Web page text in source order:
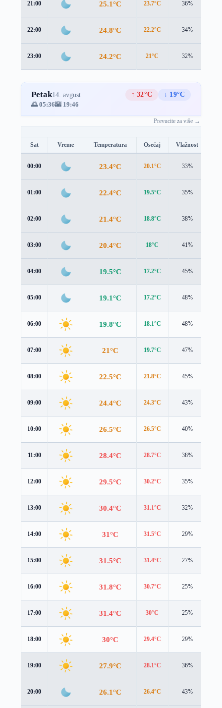
21:00 25.1°C 23.7°C 36%
22:00 24.8°C 22.2°C 34%
23:00 24.2°C 21°C 32%
Petak14. avgust ↑ 32°C
↓ 19°C
🌅 05:36🌇 19:46
Prevucite za više →
Sat Vreme Temperatura Osećaj Vlažnost
00:00 23.4°C 20.1°C 33%
01:00 22.4°C 19.5°C 35%
02:00 21.4°C 18.8°C 38%
03:00 20.4°C 18°C 41%
04:00 19.5°C 17.2°C 45%
05:00 19.1°C 17.2°C 48%
06:00 19.8°C 18.1°C 48%
07:00 21°C 19.7°C 47%
08:00 22.5°C 21.8°C 45%
09:00 24.4°C 24.3°C 43%
10:00 26.5°C 26.5°C 40%
11:00 28.4°C 28.7°C 38%
12:00 29.5°C 30.2°C 35%
13:00 30.4°C 31.1°C 32%
14:00 31°C 31.5°C 29%
15:00 31.5°C 31.4°C 27%
16:00 31.8°C 30.7°C 25%
17:00 31.4°C 30°C 25%
18:00 30°C 29.4°C 29%
19:00 27.9°C 28.1°C 36%
20:00 26.1°C 26.4°C 43%